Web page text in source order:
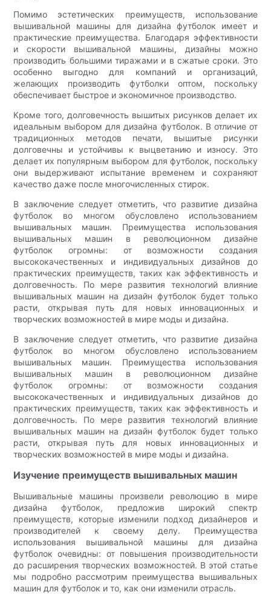
Помимо эстетических преимуществ, использование
вышивальной машины для дизайна футболок имеет и
практические преимущества. Благодаря эффективности
и скорости вышивальной машины, дизайны можно
производить большими тиражами и в сжатые сроки. Это
особенно выгодно для компаний и организаций,
желающих производить футболки оптом, поскольку
обеспечивает быстрое и экономичное производство.
Кроме того, долговечность вышитых рисунков делает их
идеальным выбором для дизайна футболок. В отличие от
традиционных методов печати, вышитые рисунки
долговечны и устойчивы к выцветанию и износу. Это
делает их популярным выбором для футболок, поскольку
они выдерживают испытание временем и сохраняют
качество даже после многочисленных стирок.
В заключение следует отметить, что развитие дизайна
футболок во многом обусловлено использованием
вышивальных машин. Преимущества использования
вышивальных машин в революционном дизайне
футболок огромны: от возможности создания
высококачественных и индивидуальных дизайнов до
практических преимуществ, таких как эффективность и
долговечность. По мере развития технологий влияние
вышивальных машин на дизайн футболок будет только
расти, открывая путь для новых инновационных и
творческих возможностей в мире моды и дизайна.
В заключение следует отметить, что развитие дизайна
футболок во многом обусловлено использованием
вышивальных машин. Преимущества использования
вышивальных машин в революционном дизайне
футболок огромны: от возможности создания
высококачественных и индивидуальных дизайнов до
практических преимуществ, таких как эффективность и
долговечность. По мере развития технологий влияние
вышивальных машин на дизайн футболок будет только
расти, открывая путь для новых инновационных и
творческих возможностей в мире моды и дизайна.
Изучение преимуществ вышивальных машин
Вышивальные машины произвели революцию в мире
дизайна футболок, предложив широкий спектр
преимуществ, которые изменили подход дизайнеров и
производителей к своему делу. Преимущества
использования вышивальной машины для дизайна
футболок очевидны: от повышения производительности
до расширения творческих возможностей. В этой статье
мы подробно рассмотрим преимущества вышивальных
машин для футболок и то, как они изменили отрасль.